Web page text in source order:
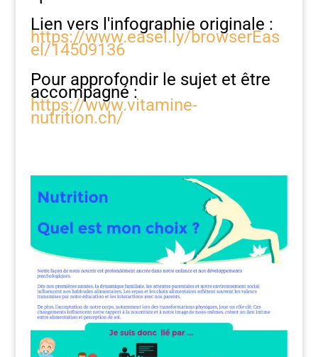
Lien vers l'infographie originale :
https://www.easel.ly/browserEas
el/14509136
Pour approfondir le sujet et être
accompagné :
https://www.vitamine-
nutrition.ch/